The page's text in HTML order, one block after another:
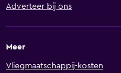
Adverteer bij ons
Meer
Vliegmaatschappij-kosten